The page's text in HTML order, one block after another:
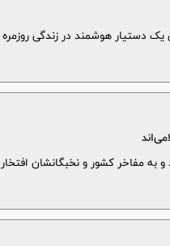
دستیار هوشمند در زندگی روزمره
به مفاخر کشور و نخبگانشان افتخار